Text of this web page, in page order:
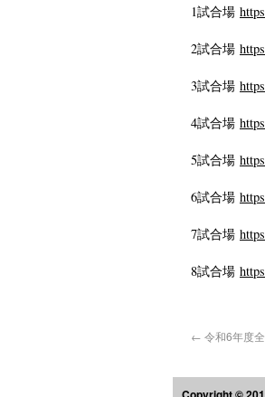
1試合場
2試合場
3試合場
4試合場
5試合場
6試合場
7試合場
8試合場
← 令和6年度